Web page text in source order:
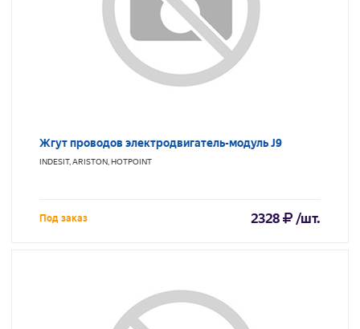
Жгут проводов электродвигатель-модуль J9
INDESIT, ARISTON, HOTPOINT
Под заказ 2328 /шт.